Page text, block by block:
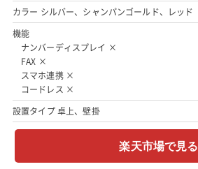
カラー シルバー、シャンパンゴールド、レッド
機能
ナンバーディスプレイ ×
FAX ×
スマホ連携 ×
コードレス ×
設置タイプ 卓上、壁掛
楽天市場で見る